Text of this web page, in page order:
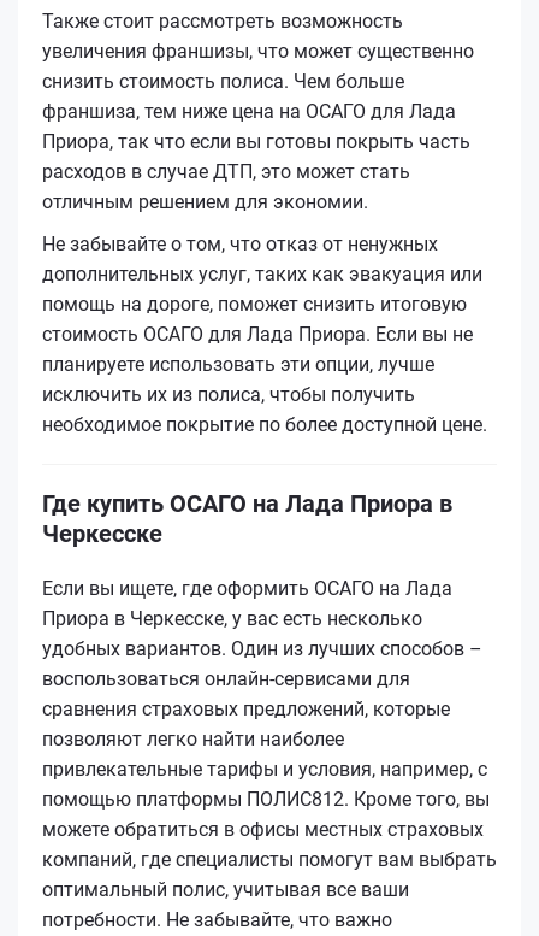
Также стоит рассмотреть возможность
увеличения франшизы, что может существенно
снизить стоимость полиса. Чем больше
франшиза, тем ниже цена на ОСАГО для Лада
Приора, так что если вы готовы покрыть часть
расходов в случае ДТП, это может стать
отличным решением для экономии.
Не забывайте о том, что отказ от ненужных
дополнительных услуг, таких как эвакуация или
помощь на дороге, поможет снизить итоговую
стоимость ОСАГО для Лада Приора. Если вы не
планируете использовать эти опции, лучше
исключить их из полиса, чтобы получить
необходимое покрытие по более доступной цене.
Где купить ОСАГО на Лада Приора в
Черкесске
Если вы ищете, где оформить ОСАГО на Лада
Приора в Черкесске, у вас есть несколько
удобных вариантов. Один из лучших способов –
воспользоваться онлайн-сервисами для
сравнения страховых предложений, которые
позволяют легко найти наиболее
привлекательные тарифы и условия, например, с
помощью платформы ПОЛИС812. Кроме того, вы
можете обратиться в офисы местных страховых
компаний, где специалисты помогут вам выбрать
оптимальный полис, учитывая все ваши
потребности. Не забывайте, что важно